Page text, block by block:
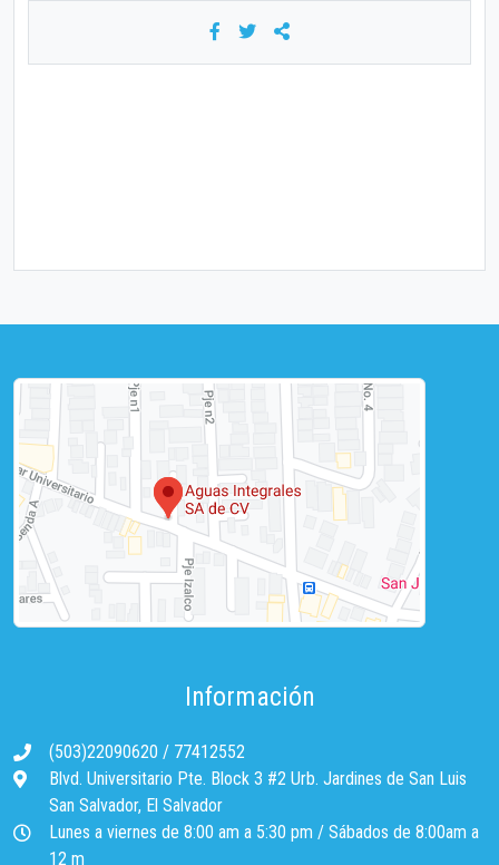
Información
(503)22090620 / 77412552
Blvd. Universitario Pte. Block 3 #2 Urb. Jardines de San Luis
San Salvador, El Salvador
Lunes a viernes de 8:00 am a 5:30 pm / Sábados de 8:00am a
12 m